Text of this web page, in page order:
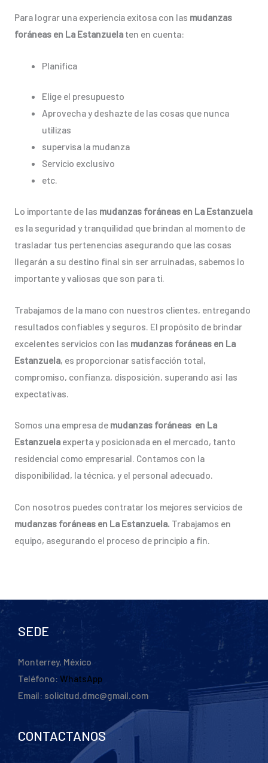
Para lograr una experiencia exitosa con las mudanzas
foráneas en La Estanzuelaten en cuenta:
Planifica
Elige el presupuesto
Aprovecha y deshazte de las cosas que nunca
utilizas
supervisa la mudanza
Servicio exclusivo
etc.
Lo importante de las mudanzas foráneas en La Estanzuela
es la seguridad y tranquilidad que brindan al momento de
trasladar tus pertenencias asegurando que las cosas
llegarán a su destino final sin ser arruinadas, sabemos lo
importante y valiosas que son para ti.
Trabajamos de la mano con nuestros clientes, entregando
resultados confiables y seguros. El propósito de brindar
excelentes servicios con las mudanzas foráneas en La
Estanzuela, es proporcionar satisfacción total,
compromiso, confianza, disposición, superando así las
expectativas.
Somos una empresa de mudanzas foráneas en La
Estanzuelaexperta y posicionada en el mercado, tanto
residencial como empresarial. Contamos con la
disponibilidad, la técnica, y el personal adecuado.
Con nosotros puedes contratar los mejores servicios de
mudanzas foráneas en La Estanzuela. Trabajamos en
equipo, asegurando el proceso de principio a fin.
SEDE
Monterrey, México
Teléfono: WhatsApp
Email: solicitud.dmc@gmail.com
CONTACTANOS